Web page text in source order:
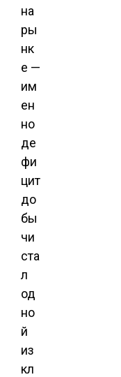
на
ры
нк
е —
им
ен
но
де
фи
цит
до
бы
чи
ста
л
од
но
й
из
кл